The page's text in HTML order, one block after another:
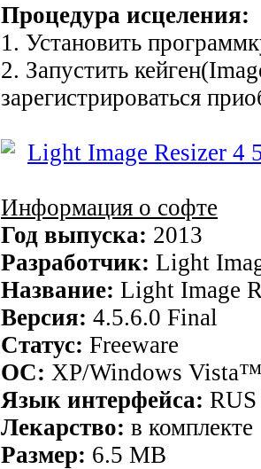
Процедура исцеления:
1. Установить
2. Запустить
зарегистрироваться
Информация о софте
Год выпуска: 2013
Разработчик: Light
Название: Light Image
Версия: 4.5.6.0 Final
Статус: Freeware
ОС: XP/Windows
Язык интерфейса: RUS
Лекарство: в комплекте
Размер: 6.5 МB